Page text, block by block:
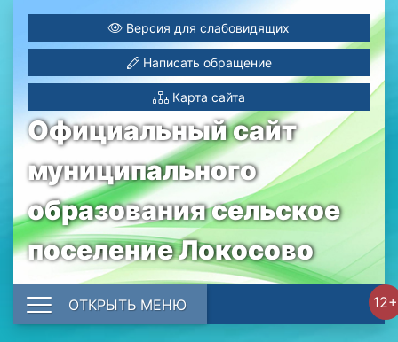
Официальный сайт
муниципального
образования сельское
поселение Локосово
Версия для слабовидящих
Написать обращение
Карта сайта
12+
ОТКРЫТЬ МЕНЮ